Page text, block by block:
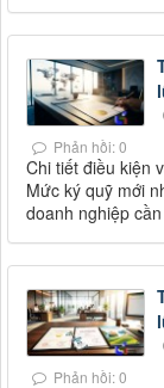
Phản hồi: 0
Chi tiết điều kiện
Mức ký quỹ mới
doanh nghiệp
Phản hồi: 0